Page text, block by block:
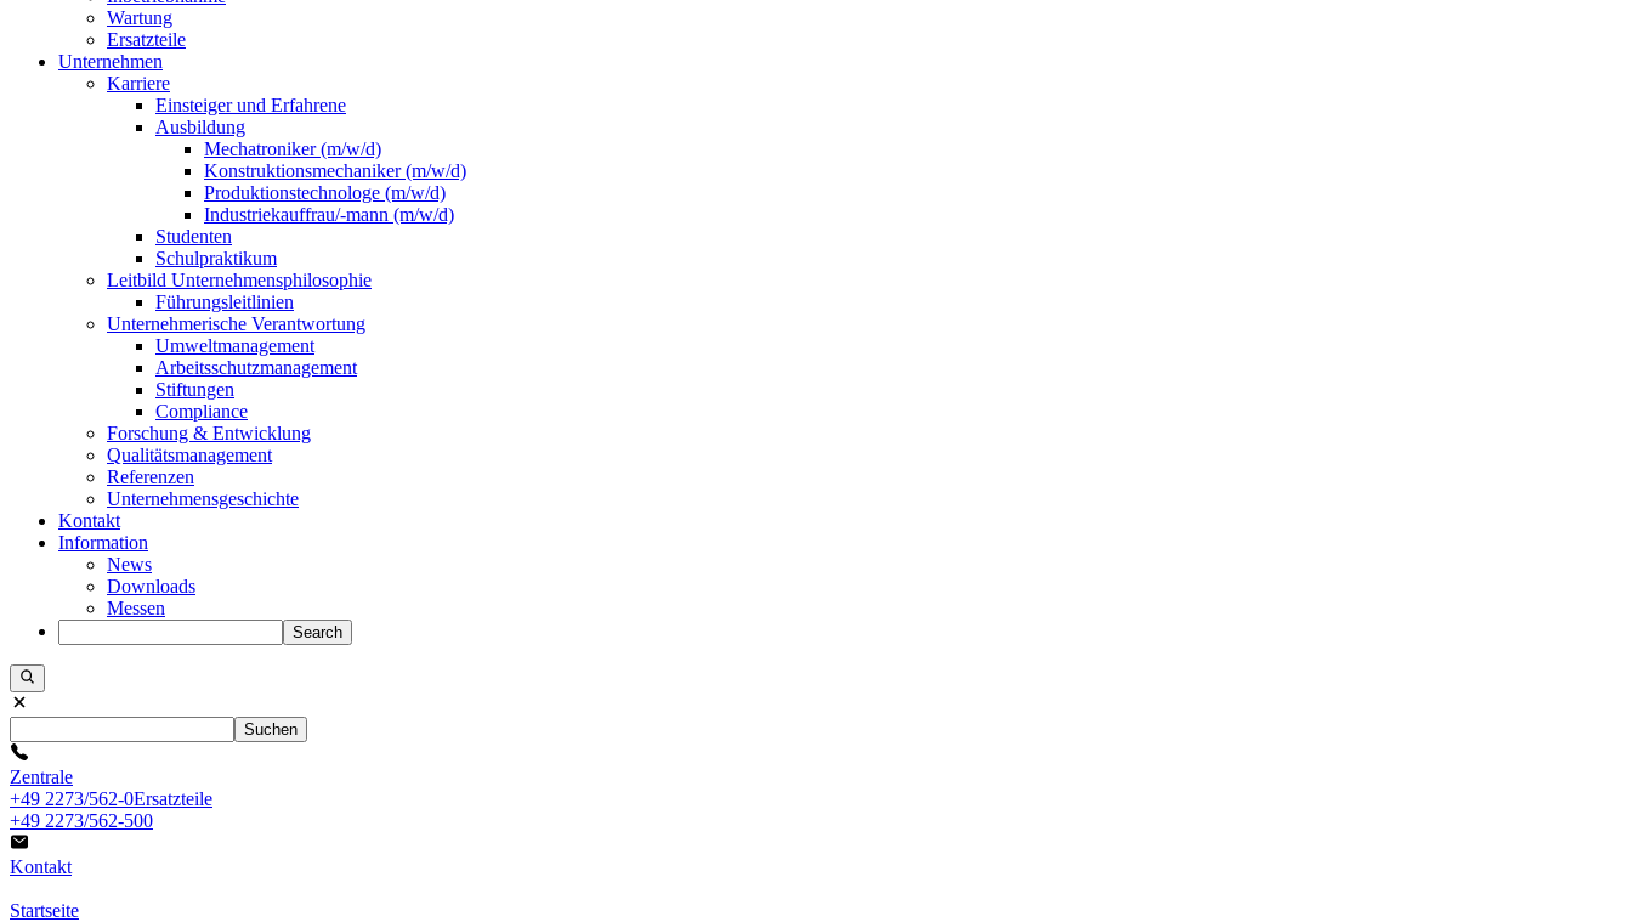
Wartung
Ersatzteile
Unternehmen
Karriere
Einsteiger und Erfahrene
Ausbildung
Mechatroniker (m/w/d)
Konstruktionsmechaniker (m/w/d)
Produktionstechnologe (m/w/d)
Industriekauffrau/-mann (m/w/d)
Studenten
Schulpraktikum
Leitbild Unternehmensphilosophie
Führungsleitlinien
Unternehmerische Verantwortung
Umweltmanagement
Arbeitsschutzmanagement
Stiftungen
Compliance
Forschung & Entwicklung
Qualitätsmanagement
Referenzen
Unternehmensgeschichte
Kontakt
Information
News
Downloads
Messen
Search
Suchen
Zentrale
+49 2273/562-0Ersatzteile
+49 2273/562-500
Kontakt
Startseite